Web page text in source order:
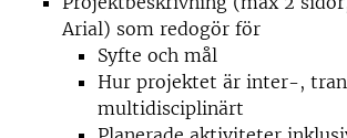
Arial) som redogör för
Syfte och mål
Hur projektet är inter-,
multidisciplinärt